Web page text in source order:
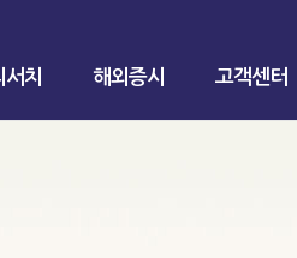
서치 해외증시 고객센터